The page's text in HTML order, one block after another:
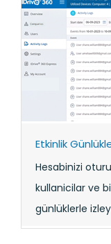
Etkinlik
Hesabinizi
kullanicilar ve
günlüklerle